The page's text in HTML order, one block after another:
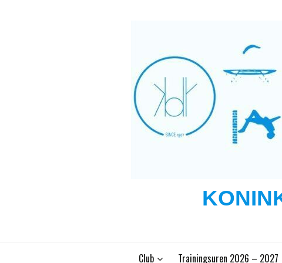
Club Trainingsuren 2026 – 2027